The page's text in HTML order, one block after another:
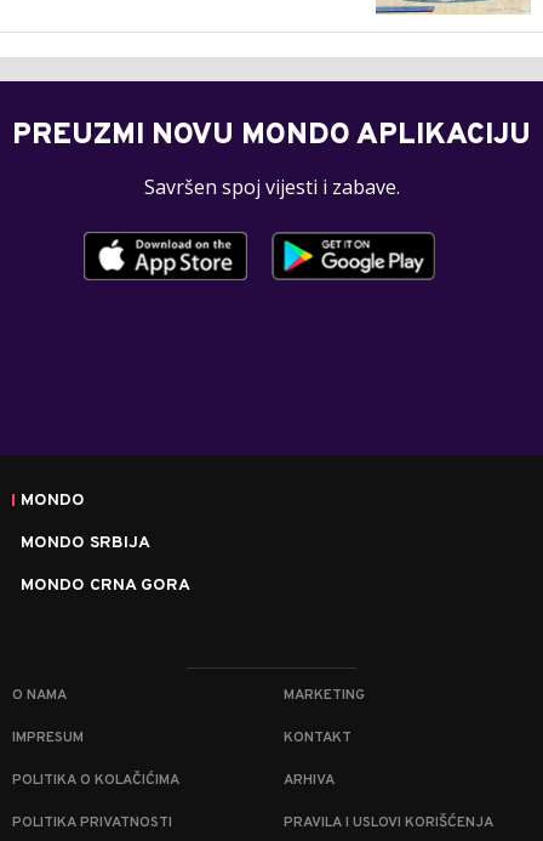
PREUZMI NOVU MONDO APLIKACIJU
Savršen spoj vijesti i zabave.
MONDO
MONDO SRBIJA
MONDO CRNA GORA
O NAMA MARKETING
IMPRESUM KONTAKT
POLITIKA O KOLAČIĆIMA ARHIVA
POLITIKA PRIVATNOSTI PRAVILA I USLOVI KORIŠĆENJA